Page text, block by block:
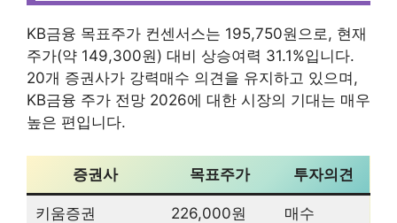
KB금융 목표주가 컨센서스는 195,750원으로, 현재
주가(약 149,300원) 대비 상승여력 31.1%입니다.
20개 증권사가 강력매수 의견을 유지하고 있으며,
KB금융 주가 전망 2026에 대한 시장의 기대는 매우
높은 편입니다.
증권사 목표주가 투자의견
키움증권 226,000원 매수